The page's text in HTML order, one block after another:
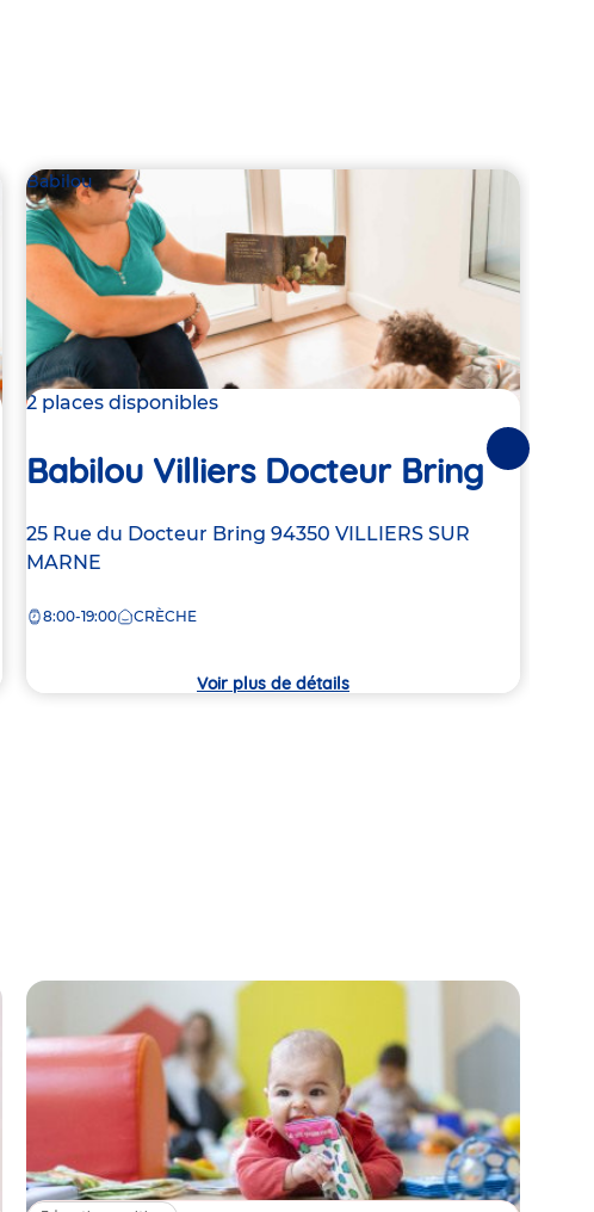
Babilou
2 places disponibles
Babilou Villiers Docteur Bring
Adresse
de
crèche
25 Rue du Docteur Bring 94350 VILLIERS SUR
MARNE
8:00-19:00 CRÈCHE
Voir plus de détails
Suivantes